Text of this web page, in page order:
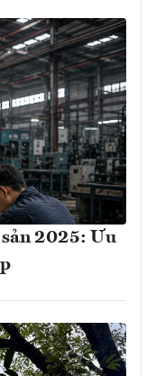
sản 2025: Ưu